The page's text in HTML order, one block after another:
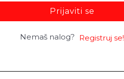
Prijaviti se
Nemaš nalog? Registruj se!